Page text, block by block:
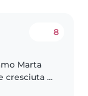
8
Marta
cresciuta a